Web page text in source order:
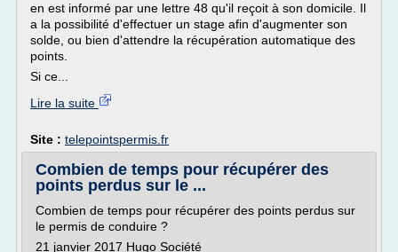
en est informé par une lettre 48 qu'il reçoit à son domicile. Il
a la possibilité d'effectuer un stage afin d'augmenter son
solde, ou bien d'attendre la récupération automatique des
points.
Si ce...
Lire la suite
Site : telepointspermis.fr
Combien de temps pour récupérer des
points perdus sur le ...
Combien de temps pour récupérer des points perdus sur
le permis de conduire ?
21 janvier 2017 Hugo Société